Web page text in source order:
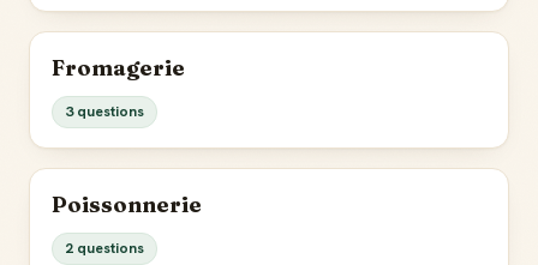
Fromagerie
3 questions
Poissonnerie
2 questions